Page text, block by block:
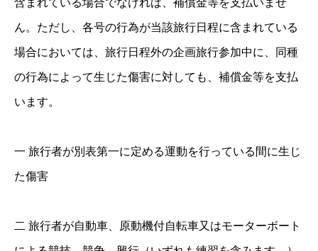
ん。ただし、各号の行為が当該旅行日程に含まれている
場合においては、旅行日程外の企画旅行参加中に、同種
の行為によって生じた傷害に対しても、補償金等を支払
います。
一 旅行者が別表第一に定める運動を行っている間に生じ
た傷害
二 旅行者が自動車、原動機付自転車又はモーターボート